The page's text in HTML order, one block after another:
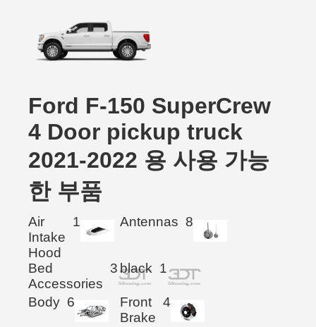
Ford F-150 SuperCrew
4 Door pickup truck
2021-2022 용 사용 가능
한 부품
Air
Intake
Hood
1 Antennas 8
Bed
Accessories
3 black 1
Body 6
Front
Brake
4